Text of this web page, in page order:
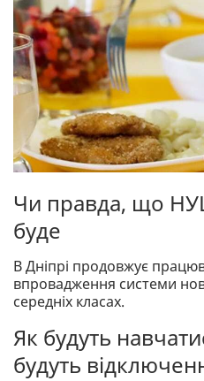
Чи правда, що
буде
В Дніпрі продовжує
впровадження системи
середніх класах.
Як будуть
будуть